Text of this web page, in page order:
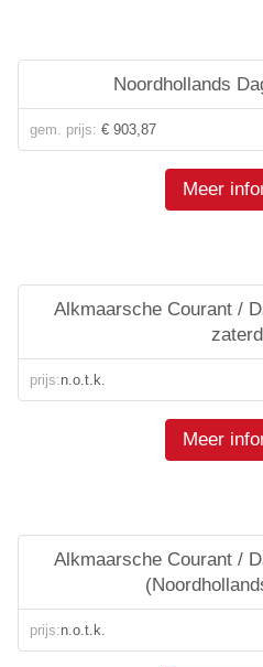
Noordhollands
gem. prijs: € 903,87
Meer
Alkmaarsche Courant /
prijs:n.o.t.k.
Meer
Alkmaarsche Courant /
prijs:n.o.t.k.